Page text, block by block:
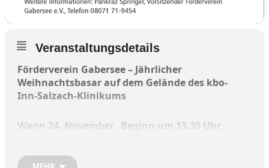
Veranstaltungsdetails
Förderverein Gabersee – Jährlicher
Weihnachtsbasar auf dem Gelände des kbo-
Inn-Salzach-Klinikums
Wann 24. November, Beginn um 13.30 Uhr,